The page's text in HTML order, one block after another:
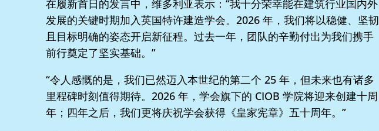
在履新首日的发言中，维多利亚表示：“我十分荣幸能在建筑行业国内外
发展的关键时期加入英国特许建造学会。2026 年，我们将以稳健、坚韧
且目标明确的姿态开启新征程。过去一年，团队的辛勤付出为我们携手
前行奠定了坚实基础。”
“令人感慨的是，我们已然迈入本世纪的第二个 25 年，但未来也有诸多
里程碑时刻值得期待。2026 年，学会旗下的 CIOB 学院将迎来创建十周
年；四年之后，我们更将庆祝学会获得《皇家宪章》五十周年。”